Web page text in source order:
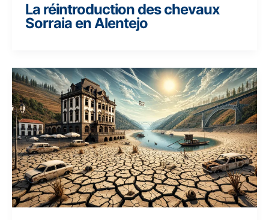
La réintroduction des chevaux
Sorraia en Alentejo